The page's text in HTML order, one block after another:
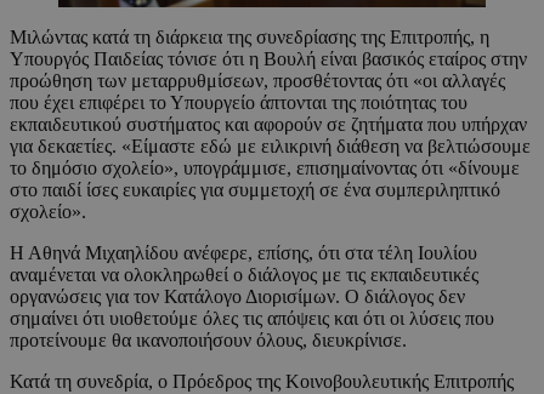
Μιλώντας κατά τη διάρκεια της συνεδρίασης της Επιτροπής, η
Υπουργός Παιδείας τόνισε ότι η Βουλή είναι βασικός εταίρος στην
προώθηση των μεταρρυθμίσεων, προσθέτοντας ότι «οι αλλαγές
που έχει επιφέρει το Υπουργείο άπτονται της ποιότητας του
εκπαιδευτικού συστήματος και αφορούν σε ζητήματα που υπήρχαν
για δεκαετίες. «Είμαστε εδώ με ειλικρινή διάθεση να βελτιώσουμε
το δημόσιο σχολείο», υπογράμμισε, επισημαίνοντας ότι «δίνουμε
στο παιδί ίσες ευκαιρίες για συμμετοχή σε ένα συμπεριληπτικό
σχολείο».
Η Αθηνά Μιχαηλίδου ανέφερε, επίσης, ότι στα τέλη Ιουλίου
αναμένεται να ολοκληρωθεί ο διάλογος με τις εκπαιδευτικές
οργανώσεις για τον Κατάλογο Διορισίμων. Ο διάλογος δεν
σημαίνει ότι υιοθετούμε όλες τις απόψεις και ότι οι λύσεις που
προτείνουμε θα ικανοποιήσουν όλους, διευκρίνισε.
Κατά τη συνεδρία, ο Πρόεδρος της Κοινοβουλευτικής Επιτροπής